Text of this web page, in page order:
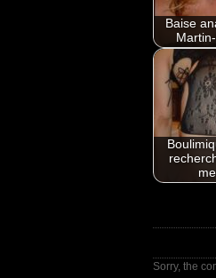
Baise
Sorry, the